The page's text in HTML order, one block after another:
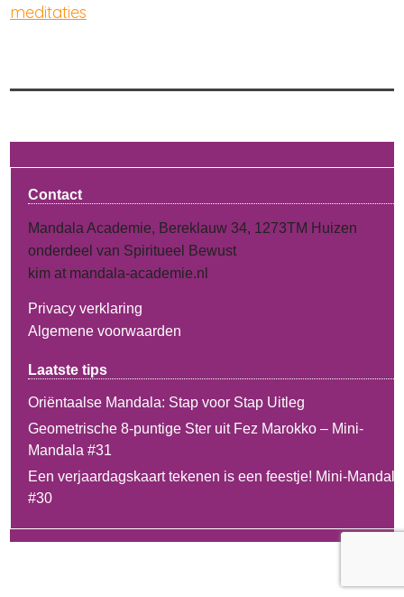
meditaties
Contact
Mandala Academie, Bereklauw 34, 1273TM Huizen
onderdeel van Spiritueel Bewust
kim at mandala-academie.nl
Privacy verklaring
Algemene voorwaarden
Laatste tips
Oriëntaalse Mandala: Stap voor Stap Uitleg
Geometrische 8-puntige Ster uit Fez Marokko – Mini-
Mandala #31
Een verjaardagskaart tekenen is een feestje! Mini-Mandala
#30